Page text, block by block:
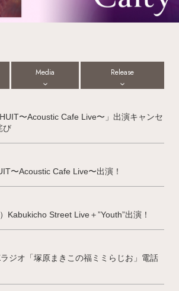
Media Release
〜Acoustic Cafe Live〜」出演キャンセ
び
〜Acoustic Cafe Live〜出演！
Kabukicho Street Live＋”Youth”出演！
ジオ「塚原まきこの福ミミらじお」電話